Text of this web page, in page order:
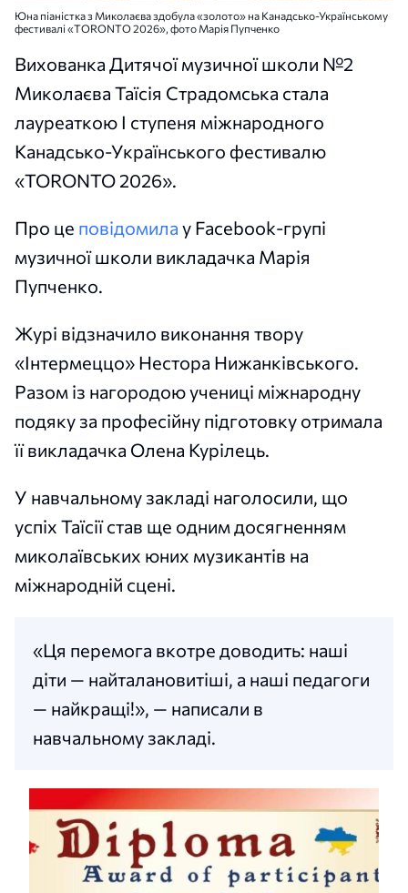
Юна піаністка з Миколаєва здобула «золото» на Канадсько-Українському
фестивалі «TORONTO 2026», фото Марія Пупченко
Вихованка Дитячої музичної школи №2
Миколаєва Таїсія Страдомська стала
лауреаткою І ступеня міжнародного
Канадсько-Українського фестивалю
«TORONTO 2026».
Про це повідомила у Facebook-групі
музичної школи викладачка Марія
Пупченко.
Журі відзначило виконання твору
«Інтермеццо» Нестора Нижанківського.
Разом із нагородою учениці міжнародну
подяку за професійну підготовку отримала
її викладачка Олена Курілець.
У навчальному закладі наголосили, що
успіх Таїсії став ще одним досягненням
миколаївських юних музикантів на
міжнародній сцені.
«Ця перемога вкотре доводить: наші
діти — найталановитіші, а наші педагоги
— найкращі!», — написали в
навчальному закладі.